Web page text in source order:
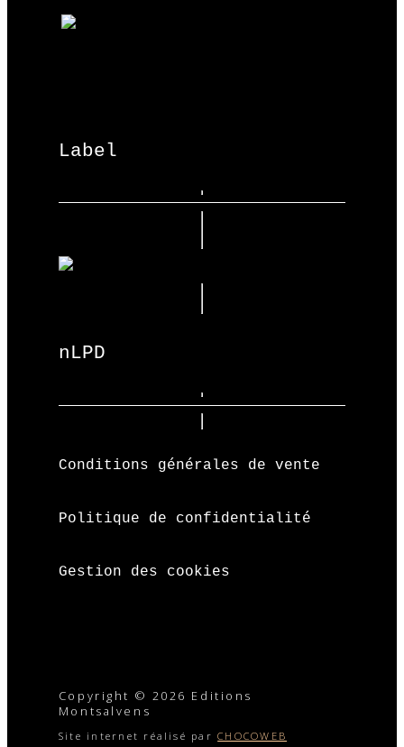
Label
nLPD
Conditions générales de vente
Politique de confidentialité
Gestion des cookies
Copyright © 2026 Editions
Montsalvens
Site internet réalisé parCHOCOWEB